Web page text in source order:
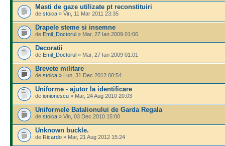
Masti de gaze utilizate pt reconstituiri
de stoica » Vin, 11 Mar 2011 23:35
Drapele steme si insemne
de Emil_Doctorul » Mar, 27 Ian 2009 01:06
Decoratii
de Emil_Doctorul » Mar, 27 Ian 2009 01:01
Brevete militare
de stoica » Lun, 31 Dec 2012 00:54
Uniforme - ajutor la identificare
de ionionescu » Mar, 24 Aug 2010 20:03
Uniformele Batalionului de Garda Regala
de stoica » Vin, 03 Dec 2010 15:00
Unknown buckle.
de Ricardo » Mar, 21 Aug 2012 15:24